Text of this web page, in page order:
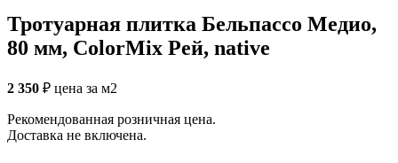
Тротуарная плитка Бельпассо Медио,
80 мм, ColorMix Рей, native
2 350 ₽ цена за м2
Рекомендованная розничная цена.
Доставка не включена.